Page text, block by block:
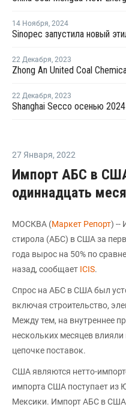
14 Ноября, 2024
22 Декабря, 2023
22 Декабря, 2023
27 Января, 2022
Импорт АБС в
одиннадцать
МОСКВА (Маркет Репорт) --
стирола (АБС) в США за
года вырос на 50% по
назад, сообщает ICIS.
Спрос на АБС в США был
включая строительство,
Между тем, на внутреннее
нескольких месяцев
цепочке поставок.
США являются нетто-
импорта США поступает из
Мексики. Импорт АБС в США